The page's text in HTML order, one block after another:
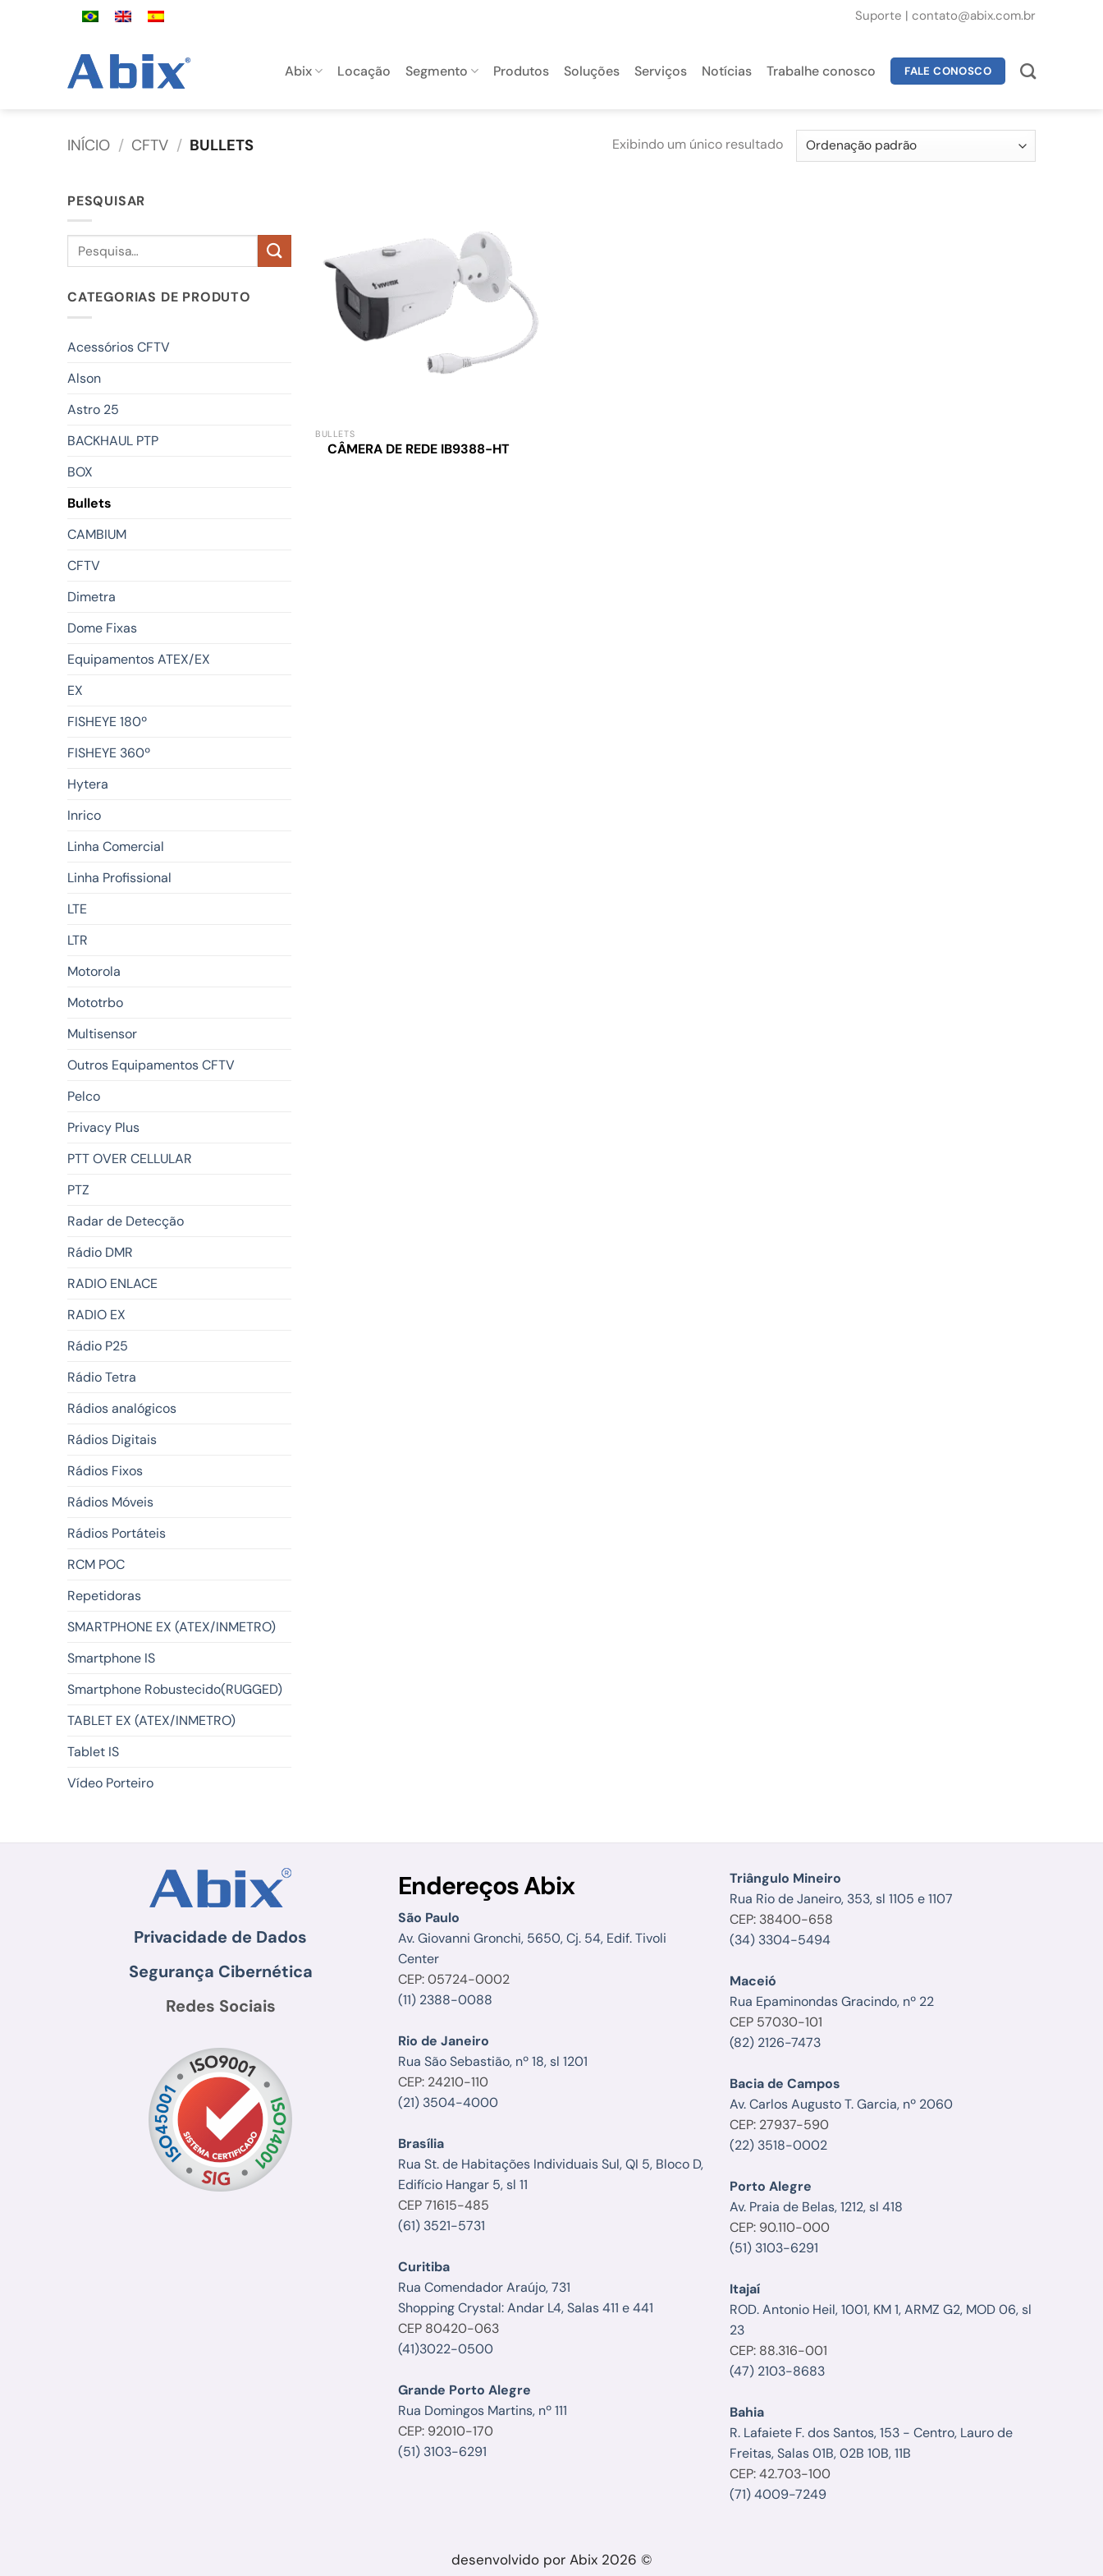
Suporte | contato@abix.com.br
Abix Locação Segmento Produtos Soluções Serviços Notícias Trabalhe conosco FALE CONOSCO
INÍCIO / CFTV / BULLETS Exibindo um único resultado
PESQUISAR
Pesquisar
CATEGORIAS DE PRODUTO
Acessórios CFTV
Alson
Astro 25
BACKHAUL PTP
BOX
Bullets
CAMBIUM
CFTV
Dimetra
Dome Fixas
Equipamentos ATEX/EX
EX
FISHEYE 180º
FISHEYE 360º
Hytera
Inrico
Linha Comercial
Linha Profissional
LTE
LTR
Motorola
Mototrbo
Multisensor
Outros Equipamentos CFTV
Pelco
Privacy Plus
PTT OVER CELLULAR
PTZ
Radar de Detecção
Rádio DMR
RADIO ENLACE
RADIO EX
Rádio P25
Rádio Tetra
Rádios analógicos
Rádios Digitais
Rádios Fixos
Rádios Móveis
Rádios Portáteis
RCM POC
Repetidoras
SMARTPHONE EX (ATEX/INMETRO)
Smartphone IS
Smartphone Robustecido(RUGGED)
TABLET EX (ATEX/INMETRO)
Tablet IS
Vídeo Porteiro
BULLETS
CÂMERA DE REDE IB9388-HT
Privacidade de Dados
Segurança Cibernética
Redes Sociais
Endereços Abix
São Paulo
Av. Giovanni Gronchi, 5650, Cj. 54, Edif. Tivoli
Center
CEP: 05724-0002
(11) 2388-0088
Rio de Janeiro
Rua São Sebastião, nº 18, sl 1201
CEP: 24210-110
(21) 3504-4000
Brasília
Rua St. de Habitações Individuais Sul, QI 5, Bloco D,
Edifício Hangar 5, sl 11
CEP 71615-485
(61) 3521-5731
Curitiba
Rua Comendador Araújo, 731
Shopping Crystal: Andar L4, Salas 411 e 441
CEP 80420-063
(41)3022-0500
Grande Porto Alegre
Rua Domingos Martins, nº 111
CEP: 92010-170
(51) 3103-6291
Triângulo Mineiro
Rua Rio de Janeiro, 353, sl 1105 e 1107
CEP: 38400-658
(34) 3304-5494
Maceió
Rua Epaminondas Gracindo, nº 22
CEP 57030-101
(82) 2126-7473
Bacia de Campos
Av. Carlos Augusto T. Garcia, nº 2060
CEP: 27937-590
(22) 3518-0002
Porto Alegre
Av. Praia de Belas, 1212, sl 418
CEP: 90.110-000
(51) 3103-6291
Itajaí
ROD. Antonio Heil, 1001, KM 1, ARMZ G2, MOD 06, sl
23
CEP: 88.316-001
(47) 2103-8683
Bahia
R. Lafaiete F. dos Santos, 153 - Centro, Lauro de
Freitas, Salas 01B, 02B 10B, 11B
CEP: 42.703-100
(71) 4009-7249
desenvolvido por Abix 2026 ©